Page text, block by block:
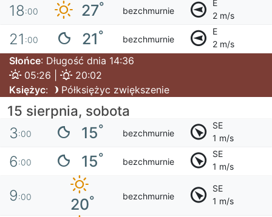
18:00 27° bezchmurnie
E
2 m/s
21 :00 21° bezchmurnie
E
2 m/s
Słońce: Długość dnia 14:36
05:26 |
20:02
Księżyc: Półksiężyc zwiększenie
15 sierpnia, sobota
3:00 15° bezchmurnie
SE
1 m/s
6:00 15° bezchmurnie
SE
1 m/s
9:00 20° bezchmurnie
SE
1 m/s